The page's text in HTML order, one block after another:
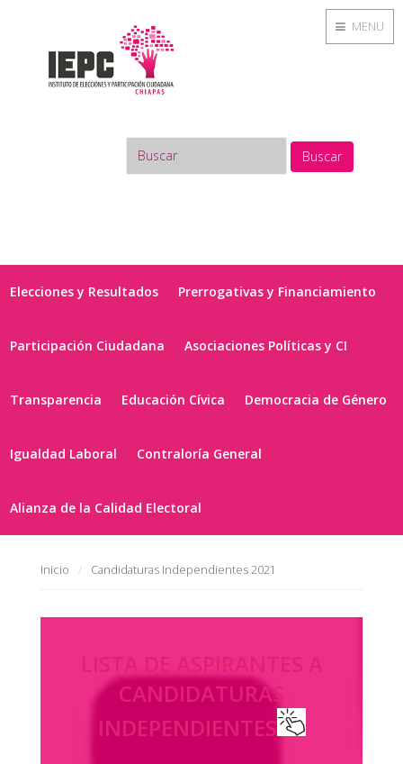
Buscar
Elecciones y Resultados Prerrogativas y Financiamiento
Participación Ciudadana Asociaciones Políticas y CI
Transparencia Educación Cívica Democracia de Género
Igualdad Laboral Contraloría General
Alianza de la Calidad Electoral
Inicio Candidaturas Independientes 2021
CANDIDATURAS
INDEPENDIENTES
MENU